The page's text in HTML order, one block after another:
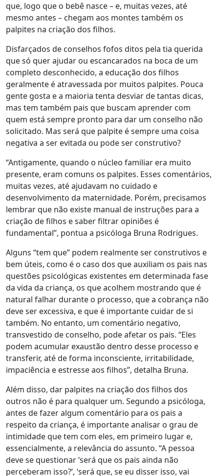
que, logo que o bebê nasce – e, muitas vezes, até
mesmo antes – chegam aos montes também os
palpites na criação dos filhos.
Disfarçados de conselhos fofos ditos pela tia querida
que só quer ajudar ou escancarados na boca de um
completo desconhecido, a educação dos filhos
geralmente é atravessada por muitos palpites. Pouca
gente gosta e a maioria tenta desviar de tantas dicas,
mas tem também pais que buscam aprender com
quem está sempre pronto para dar um conselho não
solicitado. Mas será que palpite é sempre uma coisa
negativa a ser evitada ou pode ser construtivo?
“Antigamente, quando o núcleo familiar era muito
presente, eram comuns os palpites. Esses comentários,
muitas vezes, até ajudavam no cuidado e
desenvolvimento da maternidade. Porém, precisamos
lembrar que não existe manual de instruções para a
criação de filhos e saber filtrar opiniões é
fundamental”, pontua a psicóloga Bruna Rodrigues.
Alguns “tem que” podem realmente ser construtivos e
bem úteis, como é o caso dos que auxiliam os pais nas
questões psicológicas existentes em determinada fase
da vida da criança, os que acolhem mostrando que é
natural falhar durante o processo, que a cobrança não
deve ser excessiva, e que é importante cuidar de si
também. No entanto, um comentário negativo,
transvestido de conselho, pode afetar os pais. “Eles
podem acumular exaustão dentro desse processo e
transferir, até de forma inconsciente, irritabilidade,
impaciência e estresse aos filhos”, detalha Bruna.
Além disso, dar palpites na criação dos filhos dos
outros não é para qualquer um. Segundo a psicóloga,
antes de fazer algum comentário para os pais a
respeito da criança, é importante analisar o grau de
intimidade que tem com eles, em primeiro lugar e,
essencialmente, a relevância do assunto. “A pessoa
deve se questionar ‘será que os pais ainda não
perceberam isso?’, ‘será que, se eu disser isso, vai